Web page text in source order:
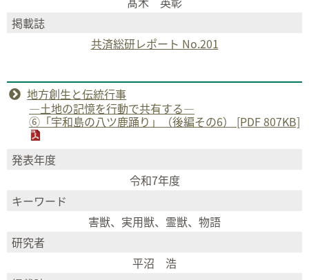
掲載誌
共済総研レポート No.201
地方創生と伝統行事
―土地の記憶を行動で共有する―
⑥「宇和島の八ツ鹿踊り」（後編その6） [PDF 807KB]
発表年度
令和7年度
キーワード
害獣、実用獣、霊獣、物語
研究者
平沼 浩